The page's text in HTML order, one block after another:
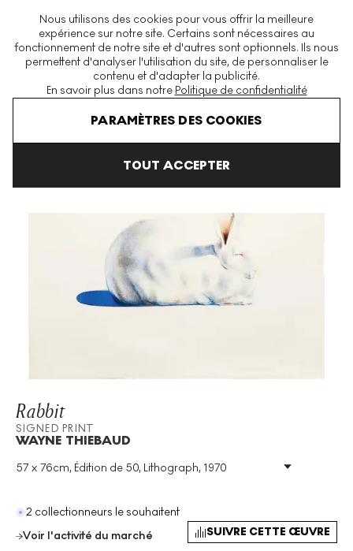
Nous utilisons des cookies pour vous offrir la meilleure
expérience sur notre site. Certains sont nécessaires au
fonctionnement de notre site et d'autres sont optionnels. Ils nous
permettent d'analyser l'utilisation du site, de personnaliser le
contenu et d'adapter la publicité.
En savoir plus dans notre Politique de confidentialité
PARAMÈTRES DES COOKIES
TOUT ACCEPTER
La plus grande plateforme mondiale d'estampes et éditions
modernes et contemporaines
Wayne Thiebaud Seven Still Lifes And A Rabbit
Rabbit
SIGNED PRINT
WAYNE THIEBAUD
57 x 76cm, Édition de 50, Lithograph, 1970
Technique: Lithograph
Année: 1970
Signé
Oui
2 collectionneurs le souhaitent
Voir l'activité du marché
SUIVRE CETTE ŒUVRE